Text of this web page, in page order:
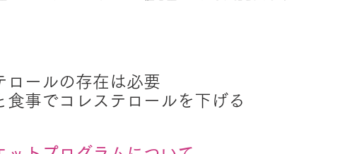
ロールの存在は必要
食事でコレステロールを下げる